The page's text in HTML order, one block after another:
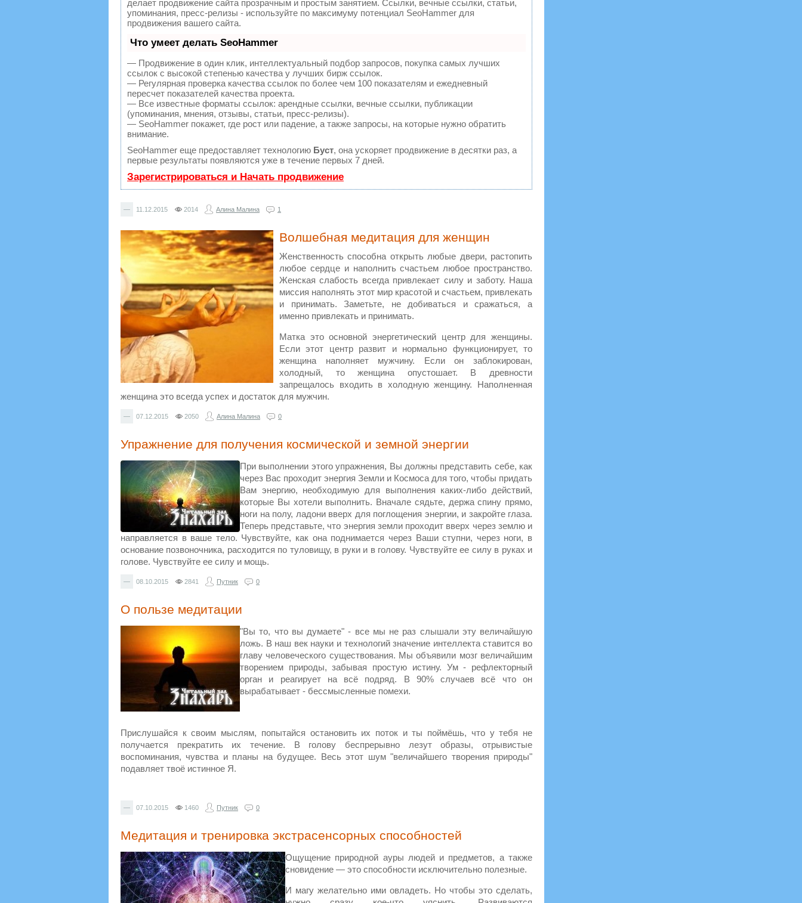
делает продвижение сайта прозрачным и простым занятием. Ссылки, вечные ссылки, статьи,
упоминания, пресс-релизы - используйте по максимуму потенциал SeoHammer для
продвижения вашего сайта.
Что умеет делать SeoHammer
— Продвижение в один клик, интеллектуальный подбор запросов, покупка самых лучших
ссылок с высокой степенью качества у лучших бирж ссылок.
— Регулярная проверка качества ссылок по более чем 100 показателям и ежедневный
пересчет показателей качества проекта.
— Все известные форматы ссылок: арендные ссылки, вечные ссылки, публикации
(упоминания, мнения, отзывы, статьи, пресс-релизы).
— SeoHammer покажет, где рост или падение, а также запросы, на которые нужно обратить
внимание.
SeoHammer еще предоставляет технологию Буст, она ускоряет продвижение в десятки раз, а
первые результаты появляются уже в течение первых 7 дней.
Зарегистрироваться и Начать продвижение
— 11.12.2015 2014 Алина Малина 1
Волшебная медитация для женщин
Женственность способна открыть любые двери, растопить
любое сердце и наполнить счастьем любое пространство.
Женская слабость всегда привлекает силу и заботу. Наша
миссия наполнять этот мир красотой и счастьем, привлекать
и принимать. Заметьте, не добиваться и сражаться, а
именно привлекать и принимать.
Матка это основной энергетический центр для женщины.
Если этот центр развит и нормально функционирует, то
женщина наполняет мужчину. Если он заблокирован,
холодный, то женщина опустошает. В древности
запрещалось входить в холодную женщину. Наполненная
женщина это всегда успех и достаток для мужчин.
— 07.12.2015 2050 Алина Малина 0
Упражнение для получения космической и земной энергии
При выполнении этого упражнения, Вы должны представить себе, как
через Вас проходит энергия Земли и Космоса для того, чтобы придать
Вам энергию, необходимую для выполнения каких-либо действий,
которые Вы хотели выполнить. Вначале сядьте, держа спину прямо,
ноги на полу, ладони вверх для поглощения энергии, и закройте глаза.
Теперь представьте, что энергия земли проходит вверх через землю и
направляется в ваше тело. Чувствуйте, как она поднимается через Ваши ступни, через ноги, в
основание позвоночника, расходится по туловищу, в руки и в голову. Чувствуйте ее силу в руках и
голове. Чувствуйте ее силу и мощь.
— 08.10.2015 2841 Путник 0
О пользе медитации
"Вы то, что вы думаете" - все мы не раз слышали эту величайшую
ложь. В наш век науки и технологий значение интеллекта ставится во
главу человеческого существования. Мы объявили мозг величайшим
творением природы, забывая простую истину. Ум - рефлекторный
орган и реагирует на всё подряд. В 90% случаев всё что он
вырабатывает - бессмысленные помехи.
Прислушайся к своим мыслям, попытайся остановить их поток и ты поймёшь, что у тебя не
получается прекратить их течение. В голову беспрерывно лезут образы, отрывистые
воспоминания, чувства и планы на будущее. Весь этот шум "величайшего творения природы"
подавляет твоё истинное Я.
— 07.10.2015 1460 Путник 0
Медитация и тренировка экстрасенсорных способностей
Ощущение природной ауры людей и предметов, а также
сновидение — это способности исключительно полезные.
И магу желательно ими овладеть. Но чтобы это сделать,